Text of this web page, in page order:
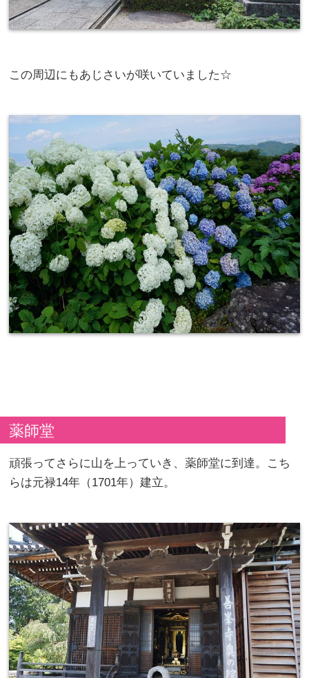
この周辺にもあじさいが咲いていました☆
薬師堂
頑張ってさらに山を上っていき、薬師堂に到達。こち
らは元禄14年（1701年）建立。